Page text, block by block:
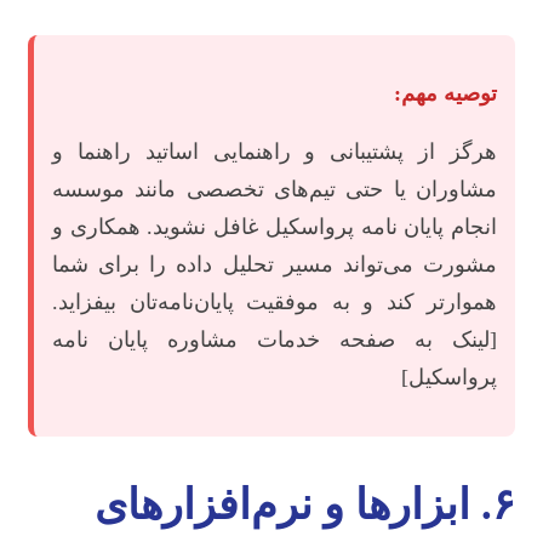
توصیه مهم:
هرگز از پشتیبانی و راهنمایی اساتید راهنما و
مشاوران یا حتی تیم‌های تخصصی مانند موسسه
انجام پایان نامه پرواسکیل غافل نشوید. همکاری و
مشورت می‌تواند مسیر تحلیل داده را برای شما
هموارتر کند و به موفقیت پایان‌نامه‌تان بیفزاید.
[لینک به صفحه خدمات مشاوره پایان نامه
پرواسکیل]
۶. ابزارها و نرم‌افزارهای